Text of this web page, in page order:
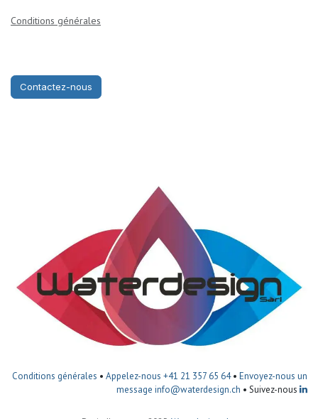
Conditions générales
Contactez-nous
Conditions générales • Appelez-nous +41 21 357 65 64• Envoyez-nous un
message info@waterdesign.ch • Suivez-nous